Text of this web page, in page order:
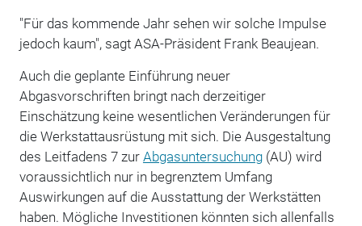
"Für das kommende Jahr sehen wir solche Impulse
jedoch kaum", sagt ASA-Präsident Frank Beaujean.
Auch die geplante Einführung neuer
Abgasvorschriften bringt nach derzeitiger
Einschätzung keine wesentlichen Veränderungen für
die Werkstattausrüstung mit sich. Die Ausgestaltung
des Leitfadens 7 zur Abgasuntersuchung(AU) wird
voraussichtlich nur in begrenztem Umfang
Auswirkungen auf die Ausstattung der Werkstätten
haben. Mögliche Investitionen könnten sich allenfalls